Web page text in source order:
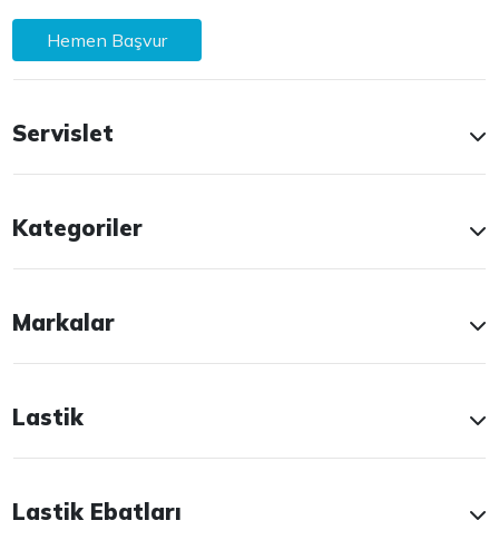
Hemen Başvur
Servislet
Kategoriler
Markalar
Lastik
Lastik Ebatları